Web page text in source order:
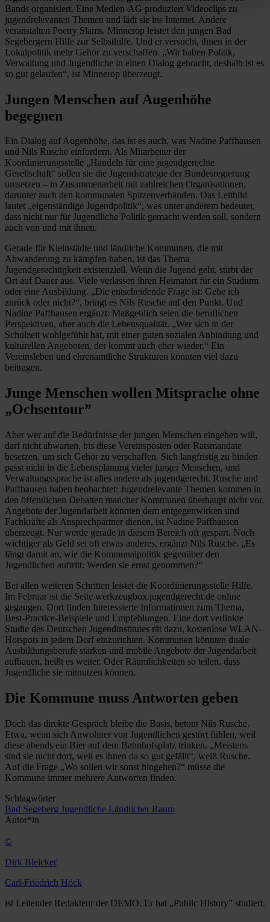
Bands organisiert. Eine Medien-AG produziert Videoclips zu
jugendrelevanten Themen und lädt sie ins Internet. Andere
veranstalten Poetry Slams. ­Minnerop leistet den jungen Bad
Segebergern Hilfe zur Selbsthilfe. Und er versucht, ihnen in der
Lokalpolitik mehr Gehör zu verschaffen. „Wir haben Politik,
Verwaltung und Jugendliche in einen Dialog gebracht, deshalb ist es
so gut gelaufen“, ist ­Minnerop überzeugt.
Jungen Menschen auf Augenhöhe
begegnen
Ein Dialog auf Augenhöhe, das ist es auch, was Nadine Paffhausen
und Nils Rusche einfordern. Als Mitarbeiter der
Koordinierungsstelle „Handeln für eine jugendgerechte
Gesellschaft“ sollen sie die Jugendstrategie der Bundesregierung
umsetzen – in Zusammenarbeit mit zahlreichen Organisationen,
darunter auch den kommunalen Spitzenverbänden. Das Leitbild
lautet „eigenständige Jugendpolitik“, was unter anderem bedeutet,
dass nicht nur für Jugendliche Politik gemacht werden soll, sondern
auch von und mit ihnen.
Gerade für Kleinstädte und ländliche Kommunen, die mit
Abwanderung zu kämpfen haben, ist das Thema
Jugendgerechtigkeit existenziell. Wenn die Jugend geht, stirbt der
Ort auf Dauer aus. Viele verlassen ihren Heimatort für ein Studium
oder eine Ausbildung. „Die entscheidende Frage ist: Gehe ich
zurück oder nicht?“, bringt es Nils Rusche auf den Punkt. Und
Nadine Paffhausen ergänzt: Maßgeblich seien die beruflichen
Perspektiven, aber auch die Lebensqualität. „Wer sich in der
Schulzeit wohlgefühlt hat, mit einer guten sozialen Anbindung und
kulturellen Angeboten, der kommt auch eher wieder.“ Ein
Vereinsleben und ehrenamtliche Strukturen könnten viel dazu
beitragen.
Junge Menschen wollen Mitsprache ohne
„Ochsentour”
Aber wer auf die Bedürfnisse der jungen Menschen eingehen will,
darf nicht abwarten, bis diese Vereinsposten oder Ratsmandate
besetzen, um sich Gehör zu verschaffen. Sich langfristig zu binden
passt nicht in die Lebensplanung vieler junger Menschen, und
Verwaltungssprache ist alles andere als jugendgerecht. Rusche und
Paffhausen haben beobachtet: Jugendrelevante Themen kommen in
den öffentlichen Debatten mancher Kommunen überhaupt nicht vor.
Angebote der Jugendarbeit könnten dem entgegenwirken und
Fachkräfte als Ansprechpartner dienen, ist Nadine Paffhausen
überzeugt. Nur werde gerade in diesem Bereich oft gespart. Noch
wichtiger als Geld sei oft etwas anderes, ergänzt Nils Rusche. „Es
fängt damit an, wie die Kommunalpolitik gegenüber den
Jugendlichen auftritt: Werden sie ernst genommen?“
Bei allen weiteren Schritten leistet die Koordinierungsstelle Hilfe.
Im Februar ist die Seite werkzeugbox.jugendgerecht.de online
gegangen. Dort finden Interessierte Informationen zum Thema,
Best-Practice-Beispiele und Empfehlungen. ­Eine dort verlinkte
Studie des Deutschen Jugendinstitutes rät dazu, kostenlose WLAN-
Hotspots in jedem Dorf einzurichten. Kommunen könnten duale
Ausbildungsberufe stärken und mobile Angebote der Jugendarbeit
aufbauen, heißt es weiter. Oder Räumlichkeiten so teilen, dass
Jugendliche sie mitnutzen können.
Die Kommune muss Antworten geben
Doch das direkte Gespräch bleibe die Basis, betont Nils Rusche.
Etwa, wenn sich Anwohner von Jugendlichen gestört fühlen, weil
diese abends ein Bier auf dem Bahnhofsplatz trinken. „Meistens
sind sie nicht dort, weil es ihnen da so gut gefällt“, weiß Rusche.
Auf die Frage „Wo sollen wir sonst hingehen?“ müsse die
Kommune immer mehrere Antworten finden.
Schlagwörter
Bad Segeberg Jugendliche Ländlicher Raum
Autor*in
©
Dirk Bleicker
Carl-Friedrich Höck
ist Leitender Redakteur der DEMO. Er hat „Public History” studiert.